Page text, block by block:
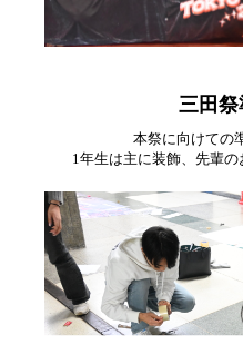
三田祭
本祭に向けての
1年生は主に装飾、先輩の